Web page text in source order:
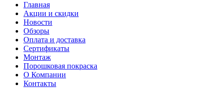
Главная
Акции и скидки
Новости
Обзоры
Оплата и доставка
Сертификаты
Монтаж
Порошковая покраска
О Компании
Контакты